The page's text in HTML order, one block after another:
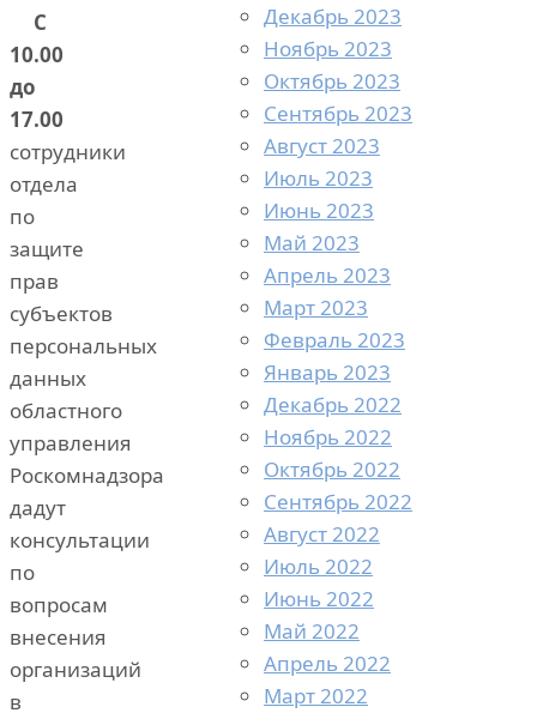
С
10.00
до
17.00
сотрудники
отдела
по
защите
прав
субъектов
персональных
данных
областного
управления
Роскомнадзора
дадут
консультации
по
вопросам
внесения
организаций
в
Декабрь 2023
Ноябрь 2023
Октябрь 2023
Сентябрь 2023
Август 2023
Июль 2023
Июнь 2023
Май 2023
Апрель 2023
Март 2023
Февраль 2023
Январь 2023
Декабрь 2022
Ноябрь 2022
Октябрь 2022
Сентябрь 2022
Август 2022
Июль 2022
Июнь 2022
Май 2022
Апрель 2022
Март 2022